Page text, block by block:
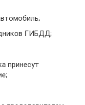
ГИБДД;
принесут